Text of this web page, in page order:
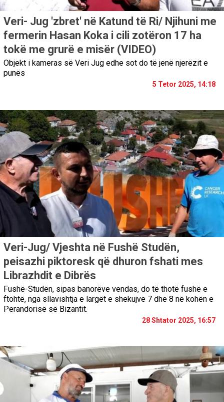
Veri- Jug 'zbret' në Katund të Ri/ Njihuni me
fermerin Hasan Koka i cili zotëron 17 ha
tokë me grurë e misër (VIDEO)
Objekt i kameras së Veri Jug edhe sot do të jenë njerëzit e
punës
5 Tetor 2025, 14:18
Veri-Jug/ Vjeshta në Fushë Studën,
peisazhi piktoresk që dhuron fshati mes
Librazhdit e Dibrës
Fushë-Studën, sipas banorëve vendas, do të thotë fushë e
ftohtë, nga sllavishtja e largët e shekujve 7 dhe 8 në kohën e
Perandorisë së Bizantit.
28 Shtator 2025, 16:57